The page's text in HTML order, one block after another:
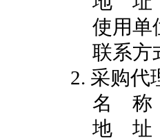
使用单
联系方
2. 采购代
名 称
地 址